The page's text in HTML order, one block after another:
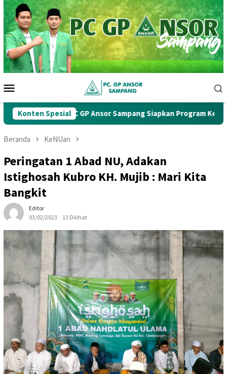
Loncat
ke
konten
Mobile
Konten Spesial
Ke-1, PC GP Ansor Sampang Siapkan Program Kerja Strategis
Beranda KeNUan
Peringatan 1 Abad NU, Adakan
Istighosah Kubro KH. Mujib : Mari Kita
Bangkit
Editor
03/02/2023
13 Dilihat